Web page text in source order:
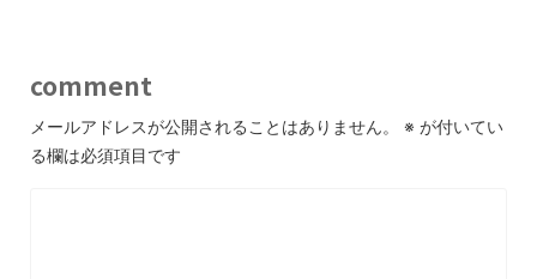
comment
メールアドレスが公開されることはありません。 ※ が付いてい
る欄は必須項目です